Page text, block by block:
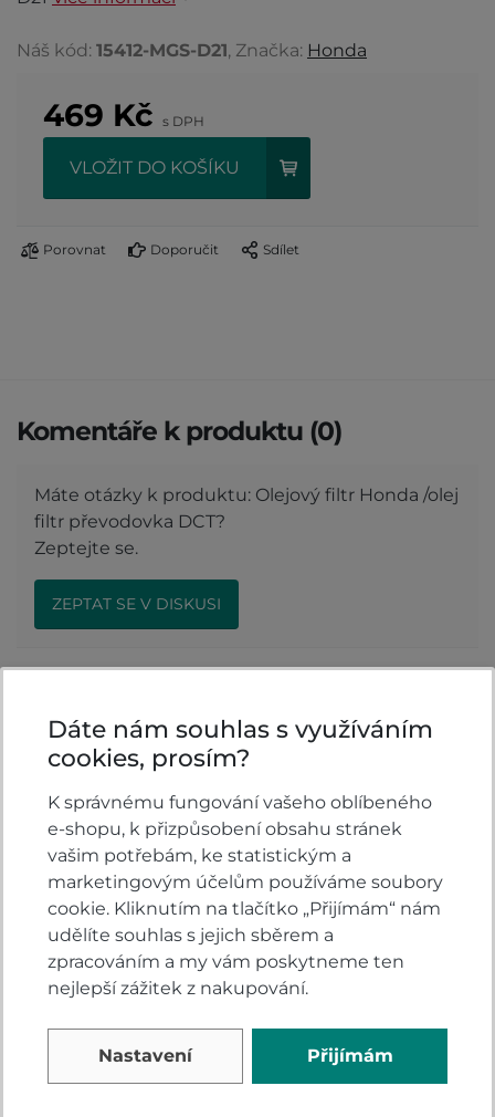
Náš kód: 15412-MGS-D21, Značka: Honda
469 Kč s DPH
VLOŽIT DO KOŠÍKU
Porovnat Doporučit Sdílet
Komentáře k produktu (0)
Máte otázky k produktu: Olejový filtr Honda /olej
filtr převodovka DCT?
Zeptejte se.
ZEPTAT SE V DISKUSI
Hodnocení produktu
tak dalším nakupujícím.
Hodnoťte.
PŘIDAT VLASTNÍ HODNOCENÍ
Alternativy
Dáte nám souhlas s využíváním
cookies, prosím?
K správnému fungování vašeho oblíbeného
e-shopu, k přizpůsobení obsahu stránek
vašim potřebám, ke statistickým a
marketingovým účelům používáme soubory
cookie. Kliknutím na tlačítko „Přijímám“ nám
udělíte souhlas s jejich sběrem a
zpracováním a my vám poskytneme ten
nejlepší zážitek z nakupování.
Nastavení Přijímám